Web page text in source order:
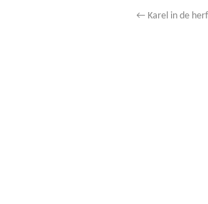
← Karel in de